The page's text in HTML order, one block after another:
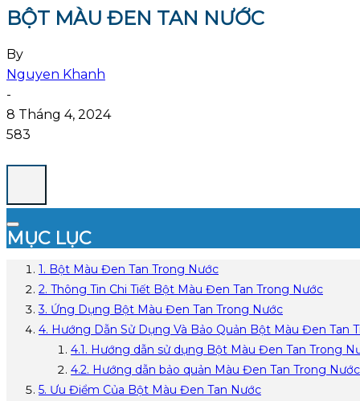
BỘT MÀU ĐEN TAN NƯỚC
By
Nguyen Khanh
-
8 Tháng 4, 2024
583
MỤC LỤC
1. Bột Màu Đen Tan Trong Nước
2. Thông Tin Chi Tiết Bột Màu Đen Tan Trong Nước
3. Ứng Dụng Bột Màu Đen Tan Trong Nước
4. Hướng Dẫn Sử Dụng Và Bảo Quản Bột Màu Đen Tan
4.1. Hướng dẫn sử dụng Bột Màu Đen Tan Trong
4.2. Hướng dẫn bảo quản Màu Đen Tan Trong Nước
5. Ưu Điểm Của Bột Màu Đen Tan Nước